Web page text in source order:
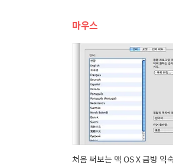
마우스
처음 써보는 맥 OS